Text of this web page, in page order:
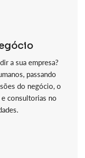
a sua empresa?
passando
do negócio, o
e consultorias no